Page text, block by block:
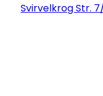
Svirvelkrog Str.